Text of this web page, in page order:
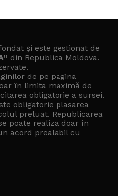
și este gestionat de
din Republica Moldova.
de pe pagina
în limita maximă de
obligatorie a sursei.
obligatorie plasarea
preluat. Republicarea
poate realiza doar în
acord prealabil cu